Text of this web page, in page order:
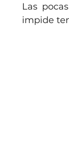
Las
impide